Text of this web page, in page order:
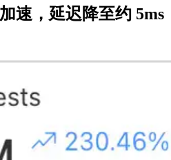
速，延迟降至约 5ms